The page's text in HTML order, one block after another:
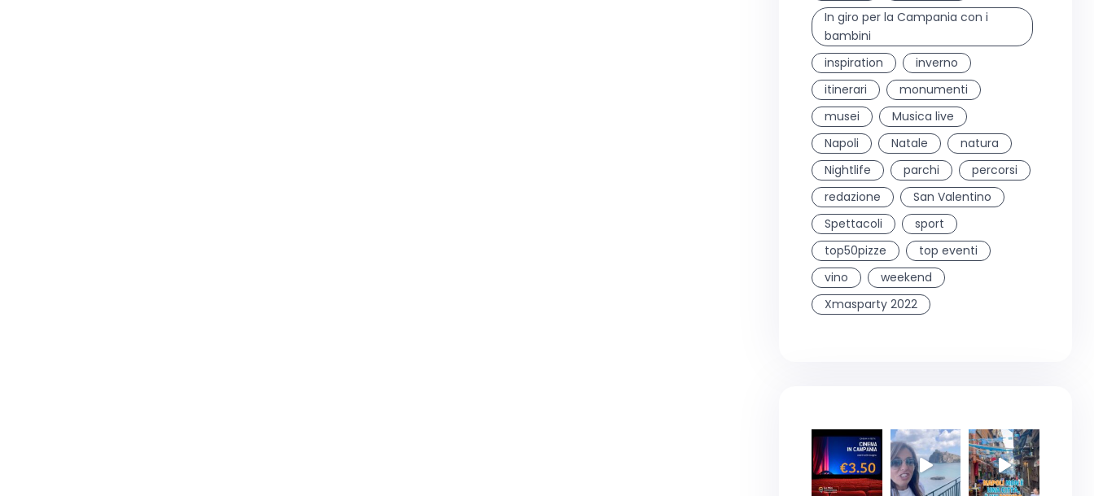
In giro per la Campania con i
bambini
inspiration
inverno
itinerari
monumenti
musei
Musica live
Napoli
Natale
natura
Nightlife
parchi
percorsi
redazione
San Valentino
Spettacoli
sport
top50pizze
top eventi
vino
weekend
Xmasparty 2022